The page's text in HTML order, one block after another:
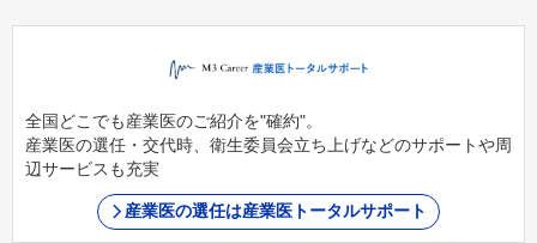
全国どこでも産業医のご紹介を"確約"。
産業医の選任・交代時、衛生委員会立ち上げなどのサポートや周
辺サービスも充実
産業医の選任は産業医トータルサポート